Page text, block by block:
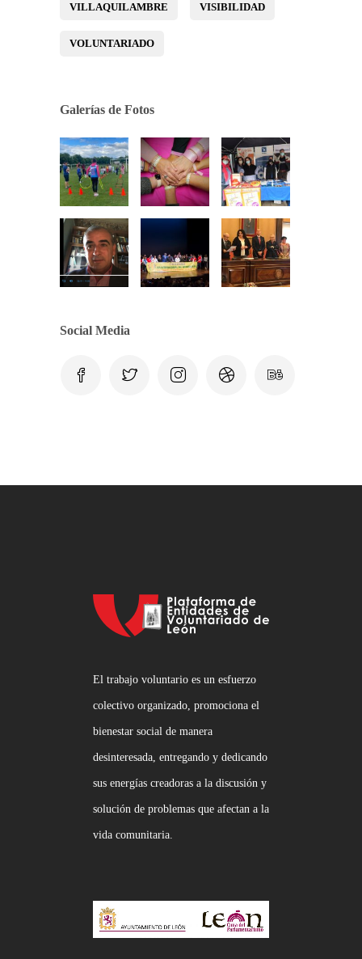
VILLAQUILAMBRE VISIBILIDAD
VOLUNTARIADO
Galerías de Fotos
Social Media
El trabajo voluntario es un esfuerzo
colectivo organizado, promociona el
bienestar social de manera
desinteresada, entregando y dedicando
sus energías creadoras a la discusión y
solución de problemas que afectan a la
vida comunitaria.